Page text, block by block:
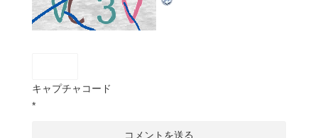
キャプチャコード
*